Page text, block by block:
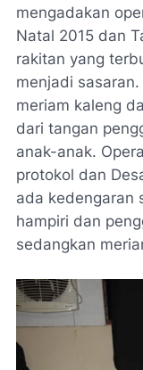
mengadakan
Natal 2015 dan
rakitan yang
menjadi
meriam kaleng
dari tangan
anak-anak.
protokol dan
ada kedengaran
hampiri dan
sedangkan